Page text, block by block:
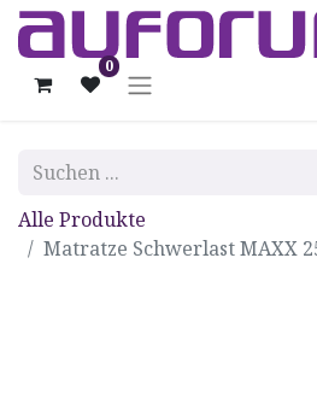
0
Alle Produkte
Matratze Schwerlast MAXX